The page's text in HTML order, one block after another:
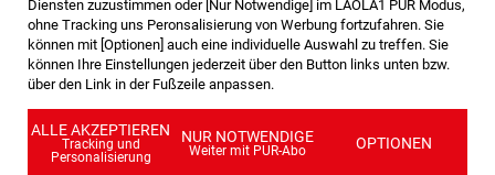
Elfmeterschießen
Federico Bernardeschi trifft für Italien.
VOR 5 JAHREN
Elfmeterschießen
Diensten zuzustimmen oder [Nur Notwendige] im LAOLA1 PUR Modus,
ohne Tracking uns Peronsalisierung von Werbung fortzufahren. Sie
können mit [Optionen] auch eine individuelle Auswahl zu treffen. Sie
können Ihre Einstellungen jederzeit über den Button links unten bzw.
über den Link in der Fußzeile anpassen.
ALLE AKZEPTIEREN
Tracking und
Personalisierung
NUR NOTWENDIGE
Weiter mit PUR-Abo OPTIONEN